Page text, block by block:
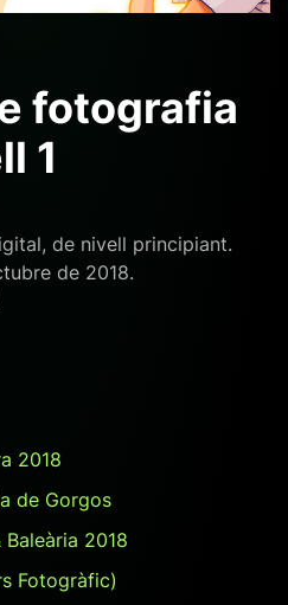
fotografia
1
de nivell principiant.
de 2018.
2018
de Gorgos
Baleària 2018
Fotogràfic)